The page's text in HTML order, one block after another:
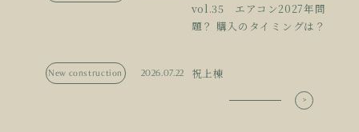
vol.35 エアコン2027年問
題？ 購入のタイミングは？
New construction 2026.07.22 祝上棟